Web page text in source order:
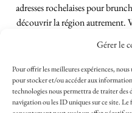
Gérer le
Pour offrir les meilleures expériences,
pour stocker et/ou accéder aux
technologies nous permettra de traiter des
navigation ou les ID uniques sur ce site.
adresses rochelaises pour
découvrir la région autrement.
Rochelle, tenu par une locale
soyez Rochelais·e ou de
articles vous aideront à profiter